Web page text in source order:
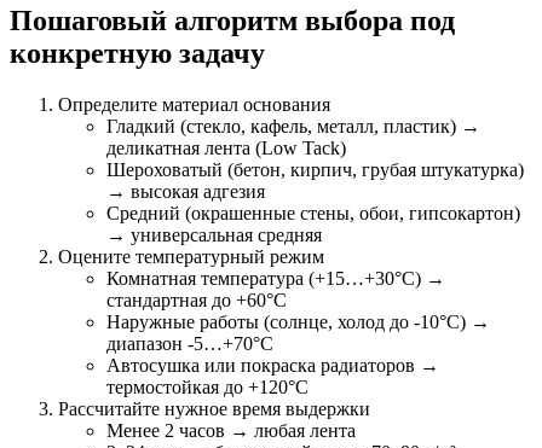
Пошаговый алгоритм выбора под
конкретную задачу
Определите материал основания
Гладкий (стекло, кафель, металл, пластик) →
деликатная лента (Low Tack)
Шероховатый (бетон, кирпич, грубая штукатурка)
→ высокая адгезия
Средний (окрашенные стены, обои, гипсокартон)
→ универсальная средняя
Оцените температурный режим
Комнатная температура (+15…+30°C) →
стандартная до +60°C
Наружные работы (солнце, холод до -10°C) →
диапазон -5…+70°C
Автосушка или покраска радиаторов →
термостойкая до +120°C
Рассчитайте нужное время выдержки
Менее 2 часов → любая лента